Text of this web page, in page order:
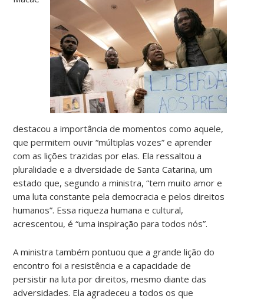
destacou a importância de momentos como aquele,
que permitem ouvir “múltiplas vozes” e aprender
com as lições trazidas por elas. Ela ressaltou a
pluralidade e a diversidade de Santa Catarina, um
estado que, segundo a ministra, “tem muito amor e
uma luta constante pela democracia e pelos direitos
humanos”. Essa riqueza humana e cultural,
acrescentou, é “uma inspiração para todos nós”.
A ministra também pontuou que a grande lição do
encontro foi a resistência e a capacidade de
persistir na luta por direitos, mesmo diante das
adversidades. Ela agradeceu a todos os que